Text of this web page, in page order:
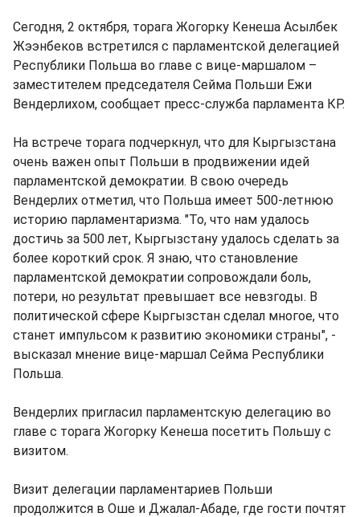
Сегодня, 2 октября, торага Жогорку Кенеша Асылбек
Жээнбеков встретился с парламентской делегацией
Республики Польша во главе с вице-маршалом –
заместителем председателя Сейма Польши Ежи
Вендерлихом, сообщает пресс-служба парламента КР.
На встрече торага подчеркнул, что для Кыргызстана
очень важен опыт Польши в продвижении идей
парламентской демократии. В свою очередь
Вендерлих отметил, что Польша имеет 500-летнюю
историю парламентаризма. "То, что нам удалось
достичь за 500 лет, Кыргызстану удалось сделать за
более короткий срок. Я знаю, что становление
парламентской демократии сопровождали боль,
потери, но результат превышает все невзгоды. В
политической сфере Кыргызстан сделал многое, что
станет импульсом к развитию экономики страны", -
высказал мнение вице-маршал Сейма Республики
Польша.
Вендерлих пригласил парламентскую делегацию во
главе с торага Жогорку Кенеша посетить Польшу с
визитом.
Визит делегации парламентариев Польши
продолжится в Оше и Джалал-Абаде, где гости почтят